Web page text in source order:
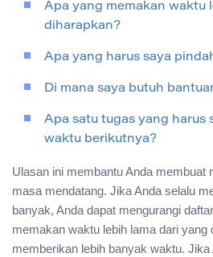
Apa yang memakan waktu
diharapkan?
Apa yang harus saya
Di mana saya butuh
Apa satu tugas yang harus
waktu berikutnya?
Ulasan ini membantu Anda membuat
masa mendatang. Jika Anda selalu
banyak, Anda dapat mengurangi
memakan waktu lebih lama dari yang
memberikan lebih banyak waktu.